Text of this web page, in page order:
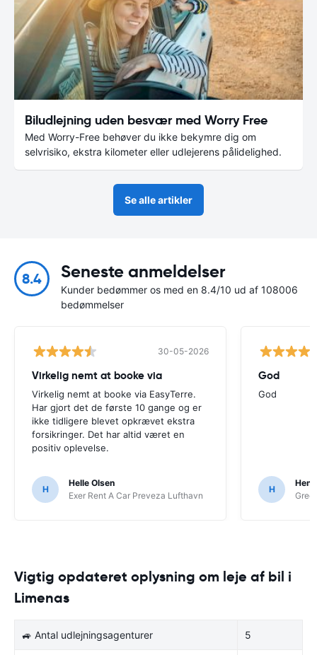
Biludlejning uden besvær med Worry Free
Med Worry-Free behøver du ikke bekymre dig om
selvrisiko, ekstra kilometer eller udlejerens pålidelighed.
Se alle artikler
8.4 Seneste anmeldelser
Kunder bedømmer os med en 8.4/10 ud af 108006
bedømmelser
30-05-2026
Virkelig nemt at booke via
Virkelig nemt at booke via EasyTerre.
Har gjort det de første 10 gange og er
ikke tidligere blevet opkrævet ekstra
forsikringer. Det har altid været en
positiv oplevelse.
H
Helle Olsen
Exer Rent A Car Preveza Lufthavn
God
God
H
Vigtig opdateret oplysning om leje af bil i
Limenas
🚙 Antal udlejningsagenturer 5